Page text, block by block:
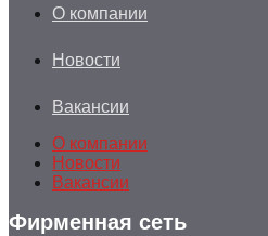
О компании
Новости
Вакансии
О компании
Новости
Вакансии
Фирменная сеть